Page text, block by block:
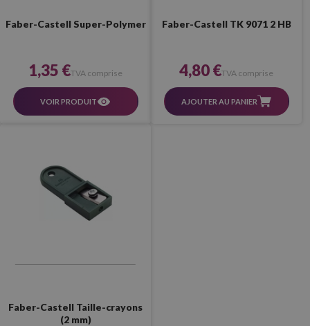
Faber-Castell Super-Polymer
1,35 €TVA comprise
VOIR PRODUIT
Faber-Castell TK 9071 2 HB
4,80 €TVA comprise
AJOUTER AU PANIER
Faber-Castell Taille-crayons
(2 mm)